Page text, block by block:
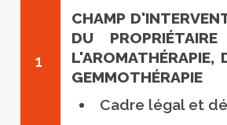
1
CHAMP
DU
GEMMOTHÉRAPIE
Cadre légal et